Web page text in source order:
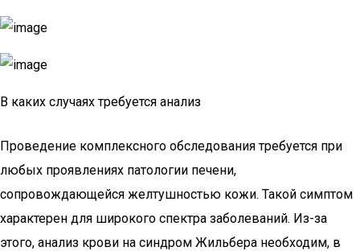
В каких случаях требуется анализ
Проведение комплексного обследования требуется при
любых проявлениях патологии печени,
сопровождающейся желтушностью кожи. Такой симптом
характерен для широкого спектра заболеваний. Из-за
этого, анализ крови на синдром Жильбера необходим, в